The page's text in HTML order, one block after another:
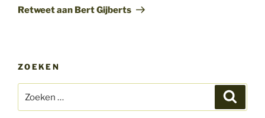
bericht
Retweet aan Bert Gijberts
ZOEKEN
naar: